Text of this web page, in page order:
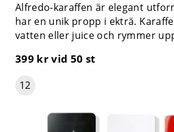
Alfredo-karaffen är elegant
har en unik propp i ekträ.
vatten eller juice och rymmer
399 krvid 50 st
12